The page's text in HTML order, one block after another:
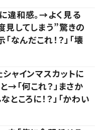
違和感。→よく見る
してしまう”驚きの
なんだこれ！？」「壊
ャインマスカットに
→「何これ？」まさか
ころに！？」「かわい